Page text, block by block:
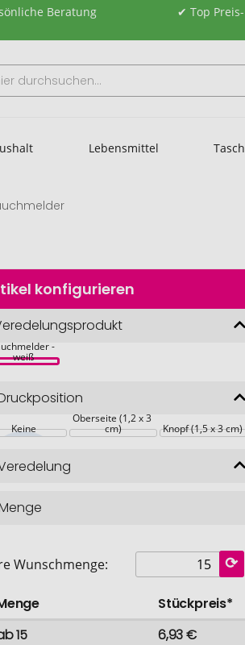
Beratung ✔ Top
Lebensmittel
konfigurieren
-
weiß
Keine
Oberseite (1,2 x 3
cm) Knopf (1,5 x 3 cm)
Wunschmenge:
Stückpreis*
15
6,93 €